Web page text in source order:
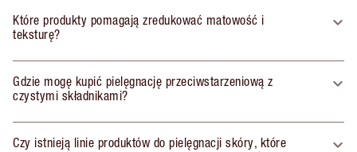
Które produkty pomagają zredukować matowość i
teksturę?
Gdzie mogę kupić pielęgnację przeciwstarzeniową z
czystymi składnikami?
Czy istnieją linie produktów do pielęgnacji skóry, które